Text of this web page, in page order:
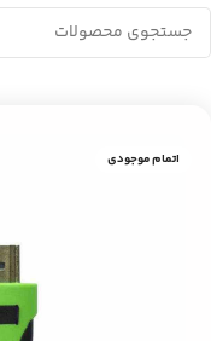
خانه/محصولات/
اتمام موجودی